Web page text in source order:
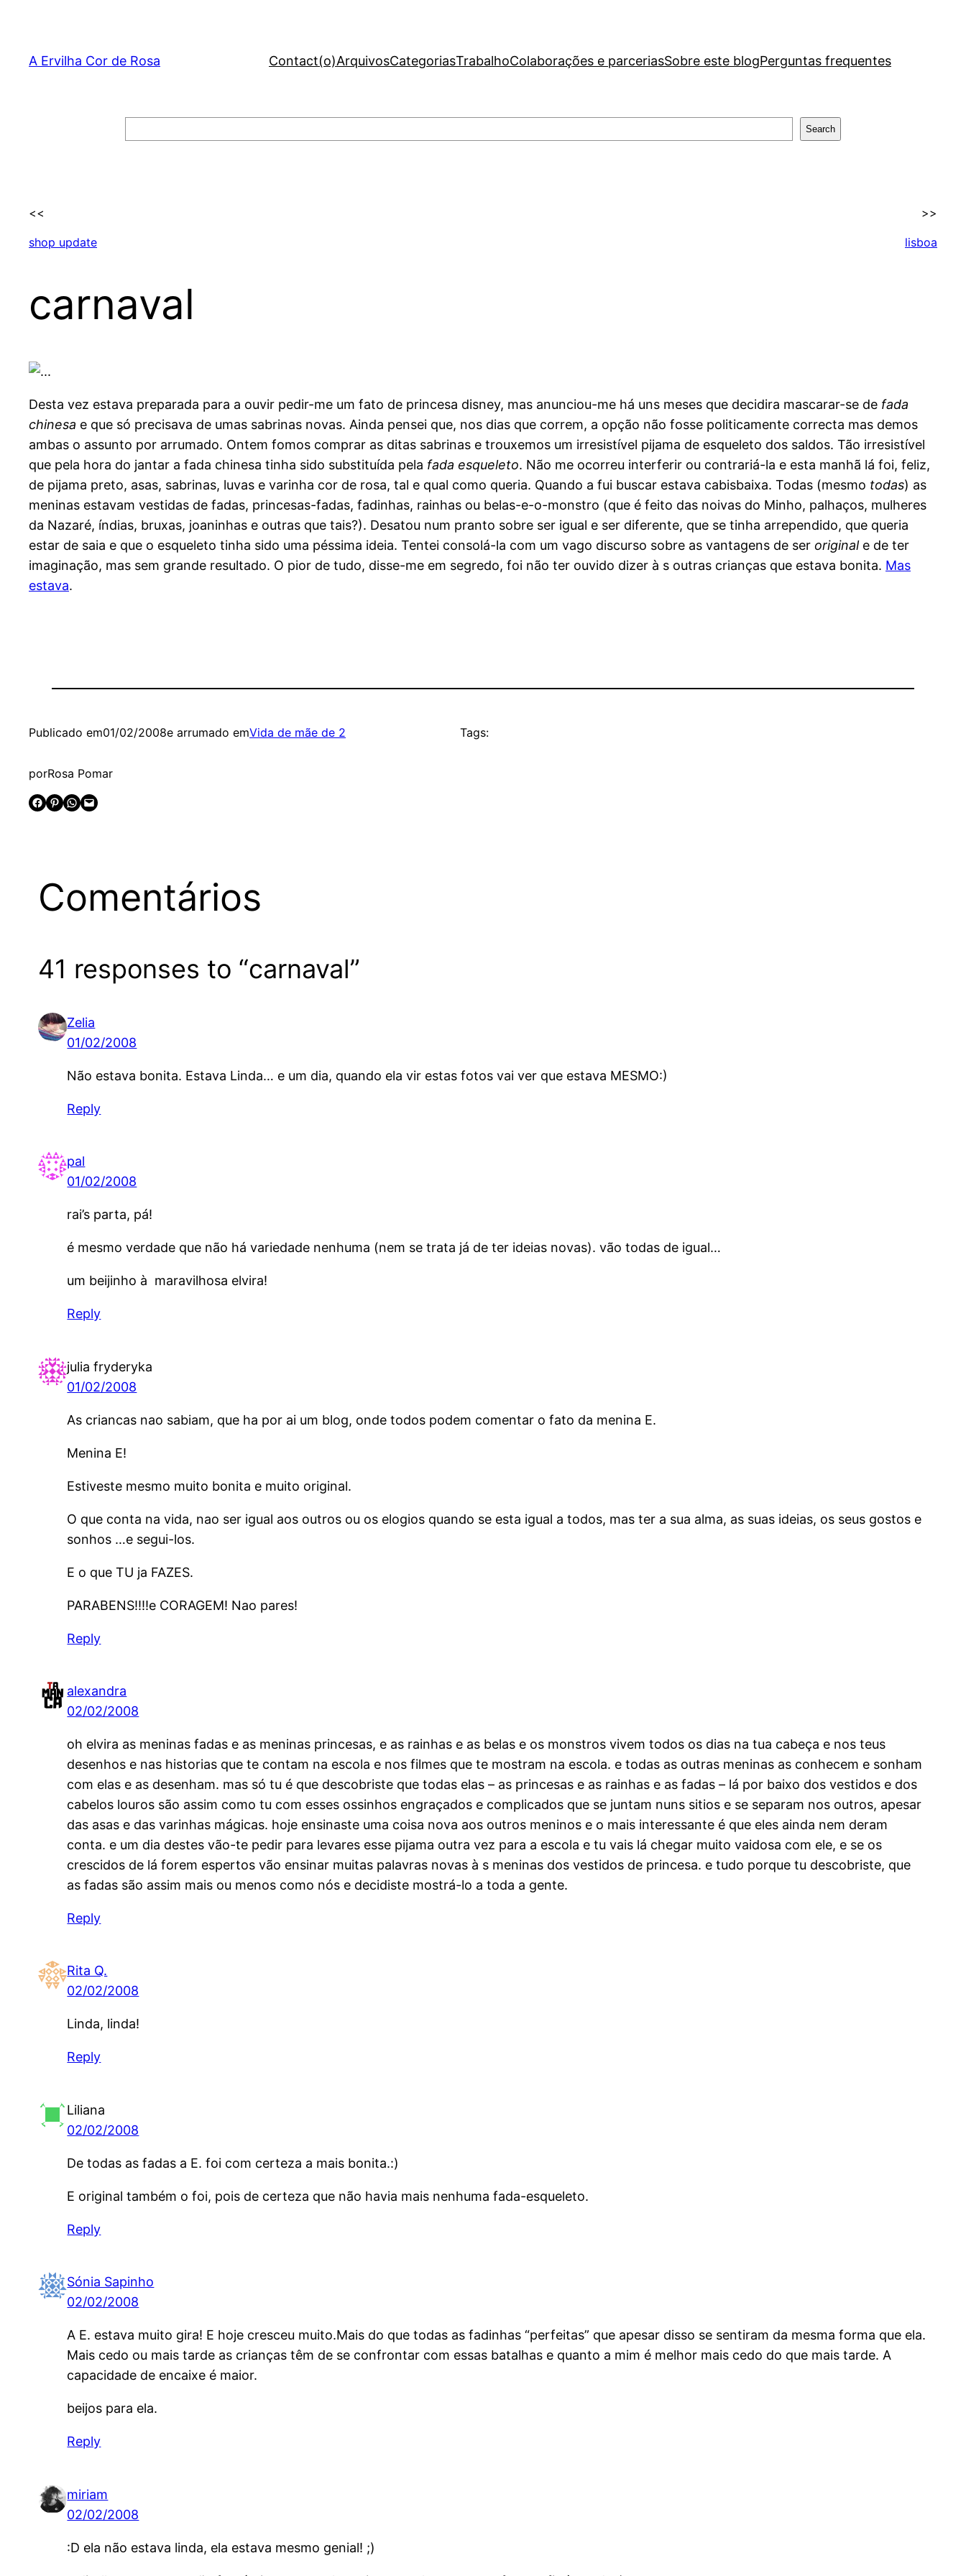
content
A Ervilha Cor de Rosa Contact(o)ArquivosCategoriasTrabalhoColaborações e parceriasSobre este blogPerguntas frequentes
Search
<<
shop update
>>
lisboa
carnaval
Desta vez estava preparada para a ouvir pedir-me um fato de princesa disney, mas anunciou-me há uns meses que decidira mascarar-se de fada
chinesa e que só precisava de umas sabrinas novas. Ainda pensei que, nos dias que correm, a opção não fosse politicamente correcta mas demos
ambas o assunto por arrumado. Ontem fomos comprar as ditas sabrinas e trouxemos um irresistível pijama de esqueleto dos saldos. Tão irresistível
que pela hora do jantar a fada chinesa tinha sido substituída pela fada esqueleto. Não me ocorreu interferir ou contrariá-la e esta manhã lá foi, feliz,
de pijama preto, asas, sabrinas, luvas e varinha cor de rosa, tal e qual como queria. Quando a fui buscar estava cabisbaixa. Todas (mesmo todas) as
meninas estavam vestidas de fadas, princesas-fadas, fadinhas, rainhas ou belas-e-o-monstro (que é feito das noivas do Minho, palhaços, mulheres
da Nazaré, índias, bruxas, joaninhas e outras que tais?). Desatou num pranto sobre ser igual e ser diferente, que se tinha arrependido, que queria
estar de saia e que o esqueleto tinha sido uma péssima ideia. Tentei consolá-la com um vago discurso sobre as vantagens de ser originale de ter
imaginação, mas sem grande resultado. O pior de tudo, disse-me em segredo, foi não ter ouvido dizer à s outras crianças que estava bonita. Mas
estava.
Publicado em01/02/2008e arrumado emVida de mãe de 2
porRosa Pomar
Share on Facebook
Share on Pinterest Share on WhatsApp Email this Page
Tags:
Comentários
41 responses to “carnaval”
Zelia
01/02/2008
Não estava bonita. Estava Linda… e um dia, quando ela vir estas fotos vai ver que estava MESMO:)
Reply
pal
01/02/2008
rai’s parta, pá!
é mesmo verdade que não há variedade nenhuma (nem se trata já de ter ideias novas). vão todas de igual…
um beijinho à maravilhosa elvira!
Reply
julia fryderyka
01/02/2008
As criancas nao sabiam, que ha por ai um blog, onde todos podem comentar o fato da menina E.
Menina E!
Estiveste mesmo muito bonita e muito original.
O que conta na vida, nao ser igual aos outros ou os elogios quando se esta igual a todos, mas ter a sua alma, as suas ideias, os seus gostos e
sonhos …e segui-los.
E o que TU ja FAZES.
PARABENS!!!!e CORAGEM! Nao pares!
Reply
alexandra
02/02/2008
oh elvira as meninas fadas e as meninas princesas, e as rainhas e as belas e os monstros vivem todos os dias na tua cabeça e nos teus
desenhos e nas historias que te contam na escola e nos filmes que te mostram na escola. e todas as outras meninas as conhecem e sonham
com elas e as desenham. mas só tu é que descobriste que todas elas – as princesas e as rainhas e as fadas – lá por baixo dos vestidos e dos
cabelos louros são assim como tu com esses ossinhos engraçados e complicados que se juntam nuns sitios e se separam nos outros, apesar
das asas e das varinhas mágicas. hoje ensinaste uma coisa nova aos outros meninos e o mais interessante é que eles ainda nem deram
conta. e um dia destes vão-te pedir para levares esse pijama outra vez para a escola e tu vais lá chegar muito vaidosa com ele, e se os
crescidos de lá forem espertos vão ensinar muitas palavras novas à s meninas dos vestidos de princesa. e tudo porque tu descobriste, que
as fadas são assim mais ou menos como nós e decidiste mostrá-lo a toda a gente.
Reply
Rita Q.
02/02/2008
Linda, linda!
Reply
Liliana
02/02/2008
De todas as fadas a E. foi com certeza a mais bonita.:)
E original também o foi, pois de certeza que não havia mais nenhuma fada-esqueleto.
Reply
Sónia Sapinho
02/02/2008
A E. estava muito gira! E hoje cresceu muito.Mais do que todas as fadinhas “perfeitas” que apesar disso se sentiram da mesma forma que ela.
Mais cedo ou mais tarde as crianças têm de se confrontar com essas batalhas e quanto a mim é melhor mais cedo do que mais tarde. A
capacidade de encaixe é maior.
beijos para ela.
Reply
miriam
02/02/2008
:D ela não estava linda, ela estava mesmo genial! ;)